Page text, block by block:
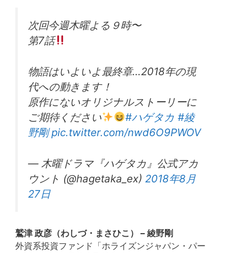
次回今週木曜よる９時〜
第7話
物語はいよいよ最終章…2018年の現
代への動きます！
原作にないオリジナルストーリーに
ご期待ください
#ハゲタカ #綾
野剛 pic.twitter.com/nwd6O9PWOV
— 木曜ドラマ『ハゲタカ』公式アカ
ウント (@hagetaka_ex) 2018年8月
27日
鷲津 政彦（わしづ・まさひこ） – 綾野剛
外資系投資ファンド「ホライズンジャパン・パー